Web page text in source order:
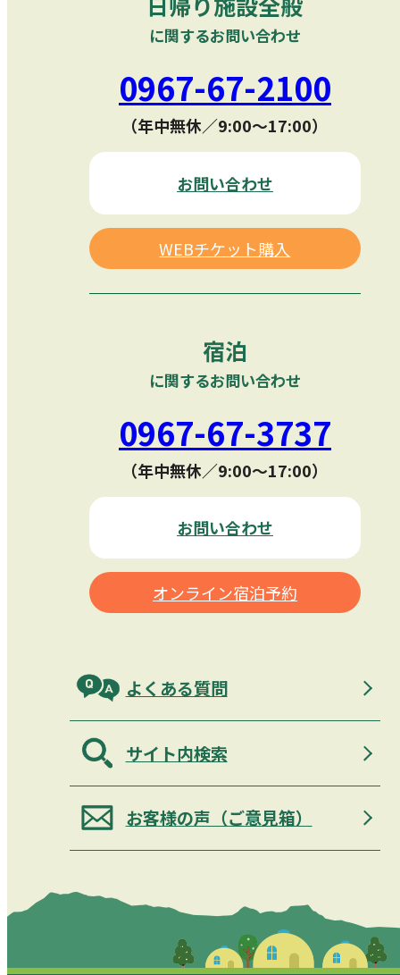
に関するお問い合わせ
0967-67-2100
（年中無休／9:00〜17:00）
お問い合わせ
WEBチケット購入
宿泊
に関するお問い合わせ
0967-67-3737
（年中無休／9:00〜17:00）
お問い合わせ
オンライン宿泊予約
よくある質問
サイト内検索
お客様の声（ご意見箱）